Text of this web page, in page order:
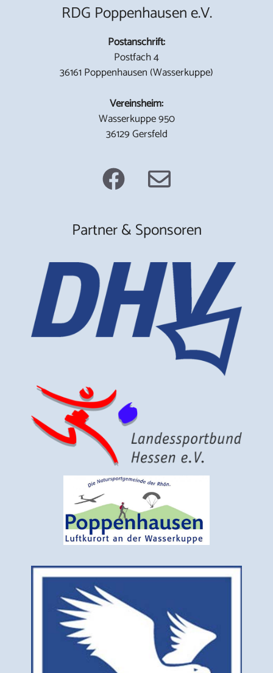
RDG Poppenhausen e.V.
Postanschrift:
Postfach 4
36161 Poppenhausen (Wasserkuppe)
Vereinsheim:
Wasserkuppe 950
36129 Gersfeld
Partner & Sponsoren